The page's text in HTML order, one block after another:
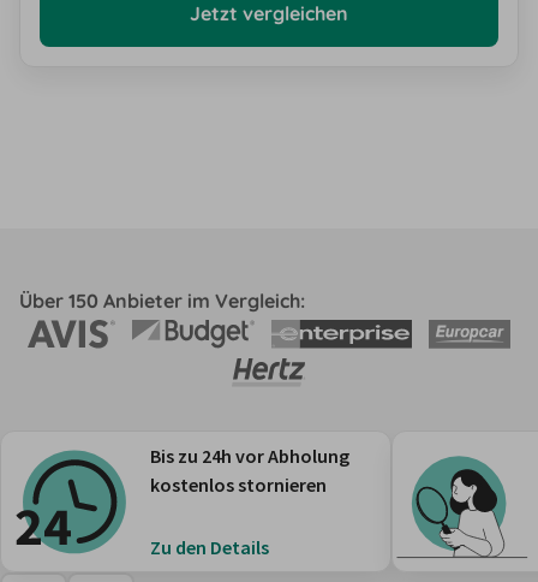
Jetzt vergleichen
Über 150 Anbieter im Vergleich:
Bis zu 24h vor Abholung
kostenlos stornieren
Zu den Details